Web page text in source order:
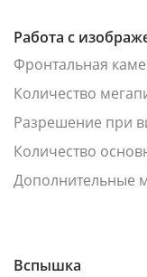
Работа с
Фронтальная
Количество
Разрешение при
Количество
Дополнительные
Вспышка